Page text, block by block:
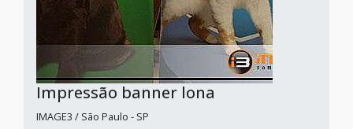
Impressão banner lona
IMAGE3 / São Paulo - SP